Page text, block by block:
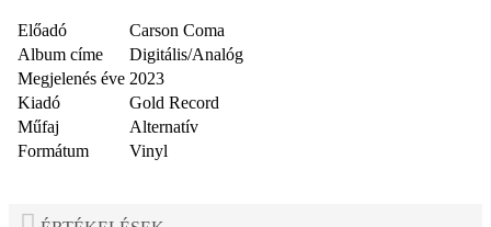
Előadó
Carson Coma
Album címe
Digitális/Analóg
Megjelenés éve 2023
Kiadó
Gold Record
Műfaj
Alternatív
Formátum
Vinyl